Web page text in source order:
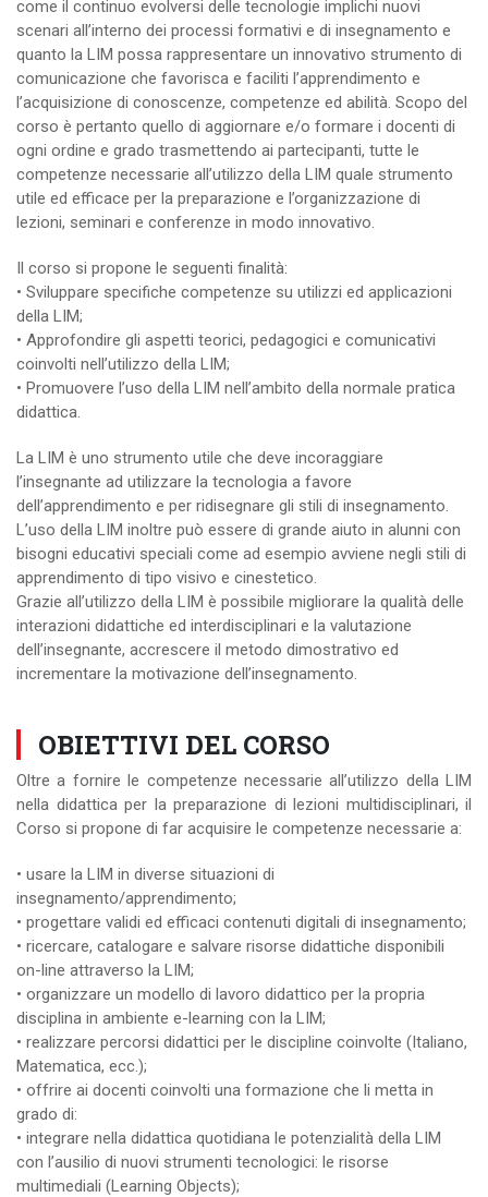
come il continuo evolversi delle tecnologie implichi nuovi
scenari all’interno dei processi formativi e di insegnamento e
quanto la LIM possa rappresentare un innovativo strumento di
comunicazione che favorisca e faciliti l’apprendimento e
l’acquisizione di conoscenze, competenze ed abilità. Scopo del
corso è pertanto quello di aggiornare e/o formare i docenti di
ogni ordine e grado trasmettendo ai partecipanti, tutte le
competenze necessarie all’utilizzo della LIM quale strumento
utile ed efficace per la preparazione e l’organizzazione di
lezioni, seminari e conferenze in modo innovativo.
Il corso si propone le seguenti finalità:
• Sviluppare specifiche competenze su utilizzi ed applicazioni
della LIM;
• Approfondire gli aspetti teorici, pedagogici e comunicativi
coinvolti nell’utilizzo della LIM;
• Promuovere l’uso della LIM nell’ambito della normale pratica
didattica.
La LIM è uno strumento utile che deve incoraggiare
l’insegnante ad utilizzare la tecnologia a favore
dell’apprendimento e per ridisegnare gli stili di insegnamento.
L’uso della LIM inoltre può essere di grande aiuto in alunni con
bisogni educativi speciali come ad esempio avviene negli stili di
apprendimento di tipo visivo e cinestetico.
Grazie all’utilizzo della LIM è possibile migliorare la qualità delle
interazioni didattiche ed interdisciplinari e la valutazione
dell’insegnante, accrescere il metodo dimostrativo ed
incrementare la motivazione dell’insegnamento.
OBIETTIVI DEL CORSO
Oltre a fornire le competenze necessarie all’utilizzo della LIM
nella didattica per la preparazione di lezioni multidisciplinari, il
Corso si propone di far acquisire le competenze necessarie a:
• usare la LIM in diverse situazioni di
insegnamento/apprendimento;
• progettare validi ed efficaci contenuti digitali di insegnamento;
• ricercare, catalogare e salvare risorse didattiche disponibili
on-line attraverso la LIM;
• organizzare un modello di lavoro didattico per la propria
disciplina in ambiente e-learning con la LIM;
• realizzare percorsi didattici per le discipline coinvolte (Italiano,
Matematica, ecc.);
• offrire ai docenti coinvolti una formazione che li metta in
grado di:
• integrare nella didattica quotidiana le potenzialità della LIM
con l’ausilio di nuovi strumenti tecnologici: le risorse
multimediali (Learning Objects);